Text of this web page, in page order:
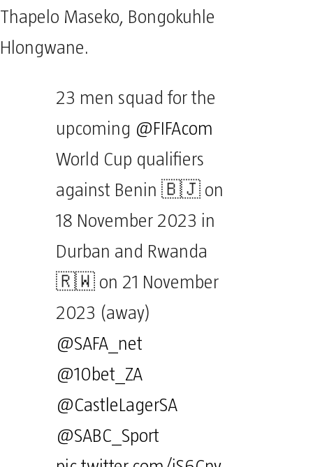
Thapelo Maseko, Bongokuhle
Hlongwane.
23 men squad for the
upcoming @FIFAcom
World Cup qualifiers
against Benin 🇧🇯 on
18 November 2023 in
Durban and Rwanda
🇷🇼 on 21 November
2023 (away)
@SAFA_net
@10bet_ZA
@CastleLagerSA
@SABC_Sport